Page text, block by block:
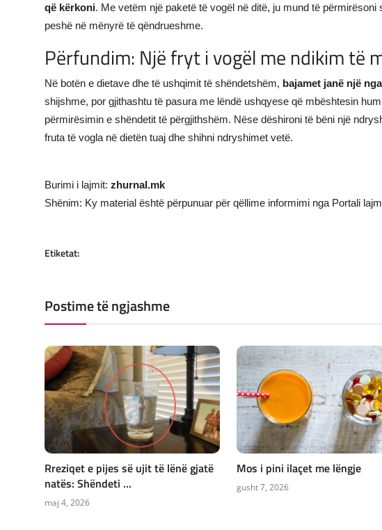
që kërkoni. Me vetëm një paketë të vogël në ditë, ju mund të
peshë në mënyrë të qëndrueshme.
Përfundim: Një fryt i vogël me ndikim të
Në botën e dietave dhe të ushqimit të shëndetshëm, bajamet janë një
shijshme, por gjithashtu të pasura me lëndë ushqyese që mbështesin
përmirësimin e shëndetit të përgjithshëm. Nëse dëshironi të bëni një
fruta të vogla në dietën tuaj dhe shihni ndryshimet vetë.
Burimi i lajmit: zhurnal.mk
Shënim: Ky material është përpunuar për qëllime informimi nga Portali
Etiketat:
Postime të ngjashme
Rreziqet e pijes së ujit të lënë gjatë
natës: Shëndeti ...
maj 4, 2026
Mos i pini ilaçet me lëngje
gusht 7, 2026